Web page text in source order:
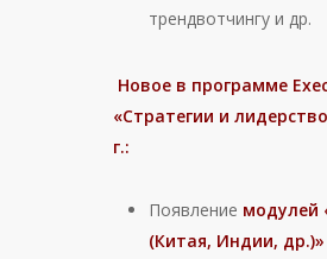
трендвотчингу и др.
Новое в программе
«Стратегии и
г.:
Появление модулей
(Китая, Индии, др.)»